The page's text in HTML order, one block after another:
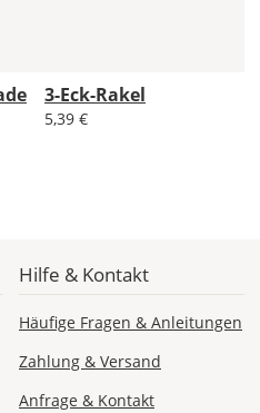
3-Eck-Rakel
5,39 €
Hilfe & Kontakt
Häufige Fragen & Anleitungen
Zahlung & Versand
Anfrage & Kontakt